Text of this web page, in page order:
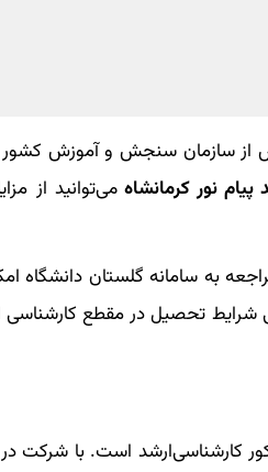
از سازمان سنجش و آموزش
نور کرمانشاهمی‌توانید از
به سامانه گلستان دانشگاه
شرایط تحصیل در مقطع کارشناسی
کارشناسی‌ارشد است. با شرکت